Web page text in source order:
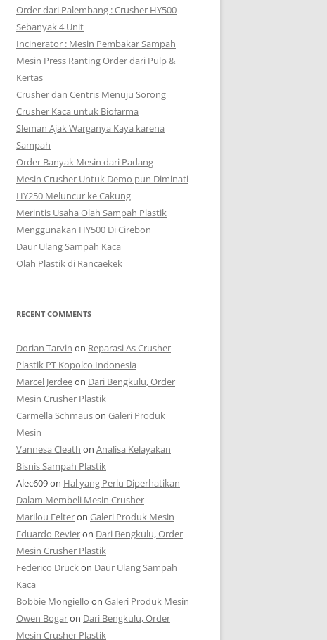
Order dari Palembang : Crusher HY500
Sebanyak 4 Unit
Incinerator : Mesin Pembakar Sampah
Mesin Press Ranting Order dari Pulp &
Kertas
Crusher dan Centris Menuju Sorong
Crusher Kaca untuk Biofarma
Sleman Ajak Warganya Kaya karena
Sampah
Order Banyak Mesin dari Padang
Mesin Crusher Untuk Demo pun Diminati
HY250 Meluncur ke Cakung
Merintis Usaha Olah Sampah Plastik
Menggunakan HY500 Di Cirebon
Daur Ulang Sampah Kaca
Olah Plastik di Rancaekek
RECENT COMMENTS
Dorian Tarvin on Reparasi As Crusher
Plastik PT Kopolco Indonesia
Marcel Jerdeeon Dari Bengkulu, Order
Mesin Crusher Plastik
Carmella Schmauson Galeri Produk
Mesin
Vannesa Cleath on Analisa Kelayakan
Bisnis Sampah Plastik
Alec609on Hal yang Perlu Diperhatikan
Dalam Membeli Mesin Crusher
Marilou Felteron Galeri Produk Mesin
Eduardo Revieron Dari Bengkulu, Order
Mesin Crusher Plastik
Federico Druckon Daur Ulang Sampah
Kaca
Bobbie Mongiello on Galeri Produk Mesin
Owen Bogaron Dari Bengkulu, Order
Mesin Crusher Plastik